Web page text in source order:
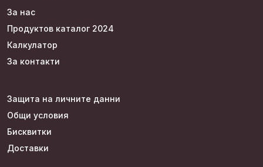
За нас
Продуктов каталог 2024
Калкулатор
За контакти
Защита на личните данни
Общи условия
Бисквитки
Доставки